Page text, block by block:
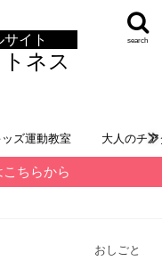
イト
ネス
search
ッズ運動教室 大人のチ
ちらから
おしごと